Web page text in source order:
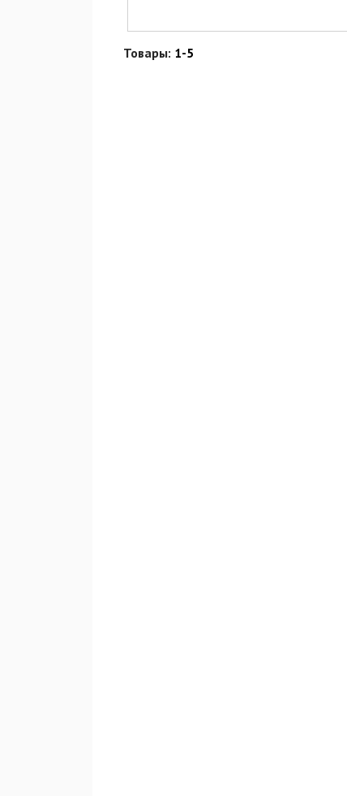
Товары: 1-5